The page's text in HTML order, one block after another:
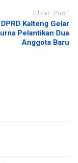
Older Post
DPRD Kalteng Gelar
Pelantikan Dua
Anggota Baru